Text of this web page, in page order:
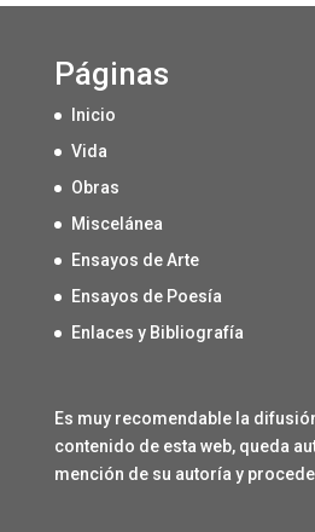
Páginas
Inicio
Vida
Obras
Miscelánea
Ensayos de Arte
Ensayos de Poesía
Enlaces y Bibliografía
Es muy recomendable la
contenido de esta web, queda
mención de su autoría y